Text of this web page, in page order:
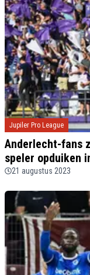
Jupiler Pro League
Anderlecht-fans
speler opduiken
21 augustus 2023